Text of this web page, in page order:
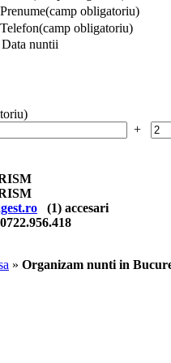
Prenume(camp obligatoriu)
Telefon(camp obligatoriu)
Data nuntii
+
(1) accesari
» Organizam nunti in